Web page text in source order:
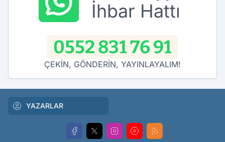
İhbar Hattı
0552 831 76 91
ÇEKİN, GÖNDERİN, YAYINLAYALIM!
YAZARLAR